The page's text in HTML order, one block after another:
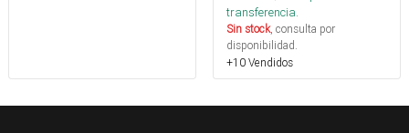
transferencia.
Sin stock, consulta por
disponibilidad.
+10 Vendidos